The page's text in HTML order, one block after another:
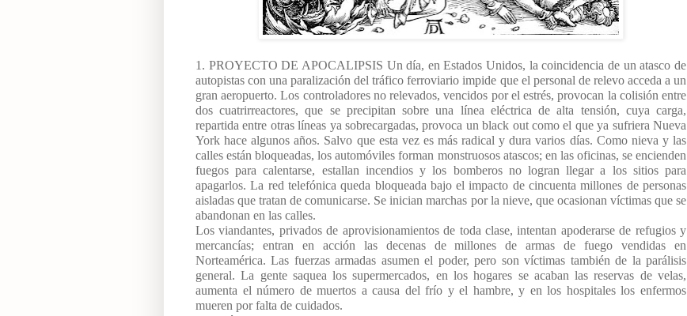
1. PROYECTO DE APOCALIPSIS Un día, en Estados Unidos, la coincidencia de un atasco de
autopistas con una paralización del tráfico ferroviario impide que el personal de relevo acceda a un
gran aeropuerto. Los controladores no relevados, vencidos por el estrés, provocan la colisión entre
dos cuatrirreactores, que se precipitan sobre una línea eléctrica de alta tensión, cuya carga,
repartida entre otras líneas ya sobrecargadas, provoca un black out como el que ya sufriera Nueva
York hace algunos años. Salvo que esta vez es más radical y dura varios días. Como nieva y las
calles están bloqueadas, los automóviles forman monstruosos atascos; en las oficinas, se encienden
fuegos para calentarse, estallan incendios y los bomberos no logran llegar a los sitios para
apagarlos. La red telefónica queda bloqueada bajo el impacto de cincuenta millones de personas
aisladas que tratan de comunicarse. Se inician marchas por la nieve, que ocasionan víctimas que se
abandonan en las calles.
Los viandantes, privados de aprovisionamientos de toda clase, intentan apoderarse de refugios y
mercancías; entran en acción las decenas de millones de armas de fuego vendidas en
Norteamérica. Las fuerzas armadas asumen el poder, pero son víctimas también de la parálisis
general. La gente saquea los supermercados, en los hogares se acaban las reservas de velas,
aumenta el número de muertos a causa del frío y el hambre, y en los hospitales los enfermos
mueren por falta de cuidados.